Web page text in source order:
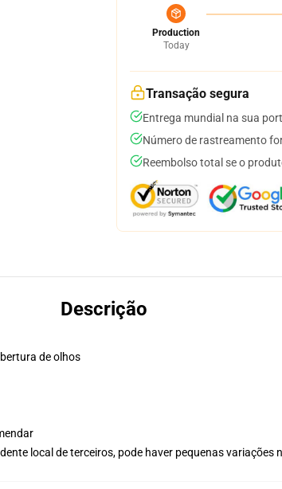
Production
Today
Transação segura
Entrega mundial na sua
Número de rastreamento
Reembolso total se o
Descrição
de olhos
local de terceiros, pode haver pequenas variações